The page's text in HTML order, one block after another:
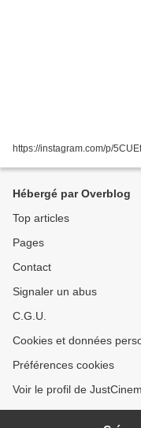
https://instagram.com/p/
Hébergé par Overblog
Top articles
Pages
Contact
Signaler un abus
C.G.U.
Cookies et données
Préférences cookies
Voir le profil de